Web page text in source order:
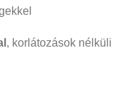
, korlátozások nélküli